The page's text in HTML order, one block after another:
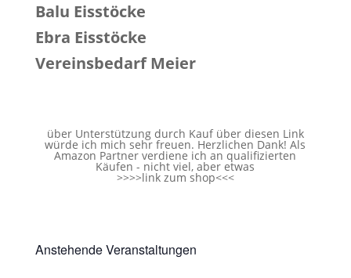
Balu Eisstöcke
Ebra Eisstöcke
Vereinsbedarf Meier
über Unterstützung durch Kauf über diesen Link
würde ich mich sehr freuen. Herzlichen Dank! Als
Amazon Partner verdiene ich an qualifizierten
Käufen - nicht viel, aber etwas
>>>>link zum shop<<<
Anstehende Veranstaltungen